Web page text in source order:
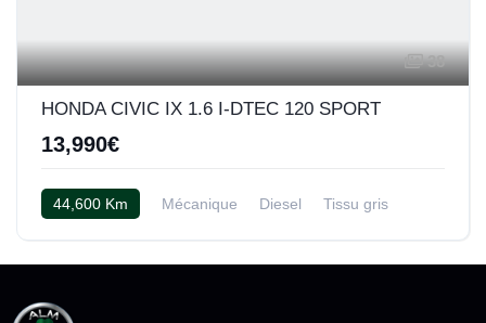
38
HONDA CIVIC IX 1.6 I-DTEC 120 SPORT
13,990€
44,600 Km Mécanique Diesel Tissu gris